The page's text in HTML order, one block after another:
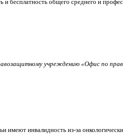
общего среднего и
учреждению «Офис по
инвалидность из-за